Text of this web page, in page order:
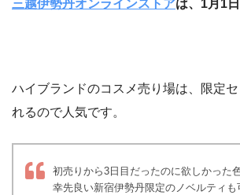
三越伊勢丹オンラインストアは、1月1
ハイブランドのコスメ売り場は、限定
れるので人気です。
初売りから3日目だったのに欲しかった
幸先良い新宿伊勢丹限定のノベルティも